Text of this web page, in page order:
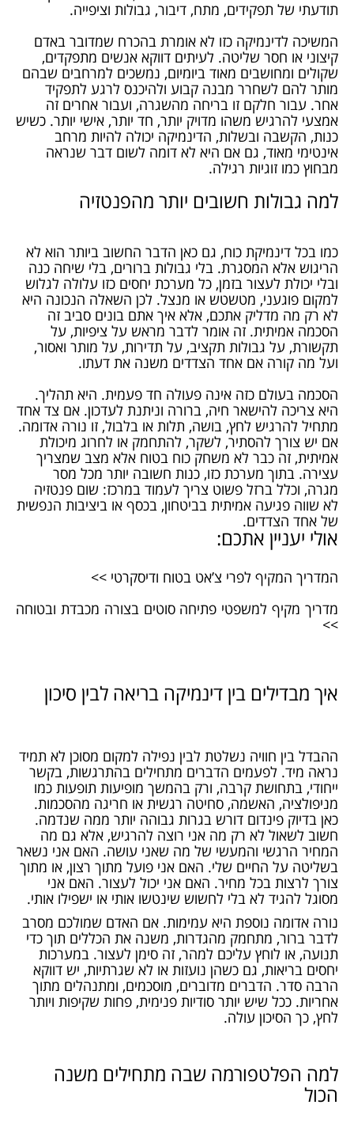
תודעתי של תפקידים, מתח, דיבור, גבולות וציפייה.
המשיכה לדינמיקה כזו לא אומרת בהכרח שמדובר באדם
קיצוני או חסר שליטה. לעיתים דווקא אנשים מתפקדים,
שקולים ומחושבים מאוד ביומיום, נמשכים למרחבים שבהם
מותר להם לשחרר מבנה קבוע ולהיכנס לרגע לתפקיד
אחר. עבור חלקם זו בריחה מהשגרה, ועבור אחרים זה
אמצעי להרגיש משהו מדויק יותר, חד יותר, אישי יותר. כשיש
כנות, הקשבה ובשלות, הדינמיקה יכולה להיות מרחב
אינטימי מאוד, גם אם היא לא דומה לשום דבר שנראה
מבחוץ כמו זוגיות רגילה.
למה גבולות חשובים יותר מהפנטזיה
כמו בכל דינמיקת כוח, גם כאן הדבר החשוב ביותר הוא לא
הריגוש אלא המסגרת. בלי גבולות ברורים, בלי שיחה כנה
ובלי יכולת לעצור בזמן, כל מערכת יחסים כזו עלולה לגלוש
למקום פוגעני, מטשטש או מנצל. לכן השאלה הנכונה היא
לא רק מה מדליק אתכם, אלא איך אתם בונים סביב זה
הסכמה אמיתית. זה אומר לדבר מראש על ציפיות, על
תקשורת, על גבולות תקציב, על תדירות, על מותר ואסור,
ועל מה קורה אם אחד הצדדים משנה את דעתו.
הסכמה בעולם כזה אינה פעולה חד פעמית. היא תהליך.
היא צריכה להישאר חיה, ברורה וניתנת לעדכון. אם צד אחד
מתחיל להרגיש לחץ, בושה, תלות או בלבול, זו נורה אדומה.
אם יש צורך להסתיר, לשקר, להתחמק או לחרוג מיכולת
אמיתית, זה כבר לא משחק כוח בטוח אלא מצב שמצריך
עצירה. בתוך מערכת כזו, כנות חשובה יותר מכל מסר
מגרה, וכלל ברזל פשוט צריך לעמוד במרכז: שום פנטזיה
לא שווה פגיעה אמיתית בביטחון, בכסף או ביציבות הנפשית
של אחד הצדדים.
אולי יעניין אתכם:
המדריך המקיף לפרי צ’אט בטוח ודיסקרטי >>
מדריך מקיף למשפטי פתיחה סוטים בצורה מכבדת ובטוחה​
>>
איך מבדילים בין דינמיקה בריאה לבין סיכון
ההבדל בין חוויה נשלטת לבין נפילה למקום מסוכן לא תמיד
נראה מיד. לפעמים הדברים מתחילים בהתרגשות, בקשר
ייחודי, בתחושת קרבה, ורק בהמשך מופיעות תופעות כמו
מניפולציה, האשמה, סחיטה רגשית או חריגה מהסכמות.
כאן בדיוק פינדום דורש בגרות גבוהה יותר ממה שנדמה.
חשוב לשאול לא רק מה אני רוצה להרגיש, אלא גם מה
המחיר הרגשי והמעשי של מה שאני עושה. האם אני נשאר
בשליטה על החיים שלי. האם אני פועל מתוך רצון, או מתוך
צורך לרצות בכל מחיר. האם אני יכול לעצור. האם אני
מסוגל להגיד לא בלי לחשוש שינטשו אותי או ישפילו אותי.
נורה אדומה נוספת היא עמימות. אם האדם שמולכם מסרב
לדבר ברור, מתחמק מהגדרות, משנה את הכללים תוך כדי
תנועה, או לוחץ עליכם למהר, זה סימן לעצור. במערכות
יחסים בריאות, גם כשהן נועזות או לא שגרתיות, יש דווקא
הרבה סדר. הדברים מדוברים, מוסכמים, ומתנהלים מתוך
אחריות. ככל שיש יותר סודיות פנימית, פחות שקיפות ויותר
לחץ, כך הסיכון עולה.
למה הפלטפורמה שבה מתחילים משנה
הכול